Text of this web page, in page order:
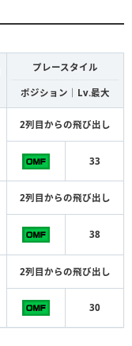
プレースタイル
ポジション｜Lv.最大
2列目からの飛び出し
33
2列目からの飛び出し
38
2列目からの飛び出し
30